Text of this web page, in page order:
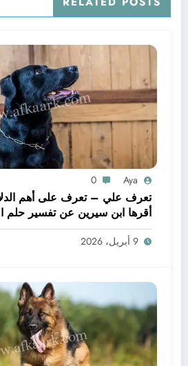
Aya
0
تعرف علي – تعرف على أهم
أقرها ابن سيرين عن تفسير حلم
لحم – بالتفصيل
9 أبريل، 2026